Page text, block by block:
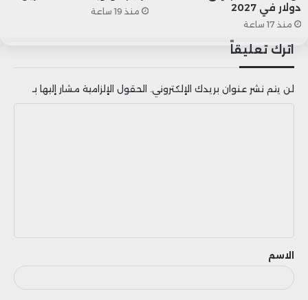
دولار في 2027
منذ 17 ساعة
منذ 19 ساعة
اترك تعليقاً
لن يتم نشر عنوان بريدك الإلكتروني. الحقول الإلزامية مشار إليها بـ
ق
الاسم